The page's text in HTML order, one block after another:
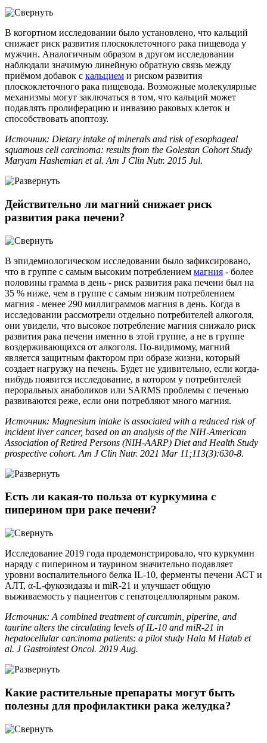
В когортном исследовании было установлено, что кальций
снижает риск развития плоскоклеточного рака пищевода у
мужчин. Аналогичным образом в другом исследовании
наблюдали значимую линейную обратную связь между
приёмом добавок с кальцием и риском развития
плоскоклеточного рака пищевода. Возможные молекулярные
механизмы могут заключаться в том, что кальций может
подавлять пролиферацию и инвазию раковых клеток и
способствовать апоптозу.
Источник: Dietary intake of minerals and risk of esophageal
squamous cell carcinoma: results from the Golestan Cohort Study
Maryam Hashemian et al. Am J Clin Nutr. 2015 Jul.
Действительно ли магний снижает риск
развития рака печени?
В эпидемиологическом исследовании было зафиксировано,
что в группе с самым высоким потреблением магния - более
половины грамма в день - риск развития рака печени был на
35 % ниже, чем в группе с самым низким потреблением
магния - менее 290 миллиграммов магния в день. Когда в
исследовании рассмотрели отдельно потребителей алкоголя,
они увидели, что высокое потребление магния снижало риск
развития рака печени именно в этой группе, а не в группе
воздерживающихся от алкоголя. По-видимому, магний
является защитным фактором при образе жизни, который
создает нагрузку на печень. Будет не удивительно, если когда-
нибудь появится исследование, в котором у потребителей
пероральных анаболиков или SARMS проблемы с печенью
развиваются реже, если они потребляют много магния.
Источник: Magnesium intake is associated with a reduced risk of
incident liver cancer, based on an analysis of the NIH-American
Association of Retired Persons (NIH-AARP) Diet and Health Study
prospective cohort. Am J Clin Nutr. 2021 Mar 11;113(3):630-8.
Есть ли какая-то польза от куркумина с
пиперином при раке печени?
Исследование 2019 года продемонстрировало, что куркумин
наряду с пиперином и таурином значительно подавляет
уровни воспалительного белка IL-10, ферменты печени АСТ и
АЛТ, α-L-фукозидазы и miR-21 и улучшает общую
выживаемость у пациентов с гепатоцеллюлярным раком.
Источник: A combined treatment of curcumin, piperine, and
taurine alters the circulating levels of IL-10 and miR-21 in
hepatocellular carcinoma patients: a pilot study Hala M Hatab et
al. J Gastrointest Oncol. 2019 Aug.
Какие растительные препараты могут быть
полезны для профилактики рака желудка?